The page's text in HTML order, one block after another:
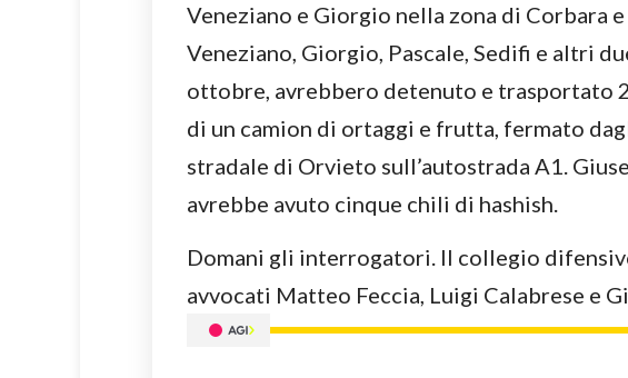
Veneziano e Giorgio nella zona di Corbara
Veneziano, Giorgio, Pascale, Sedifi e altri
ottobre, avrebbero detenuto e trasportato
di un camion di ortaggi e frutta, fermato
stradale di Orvieto sull’autostrada A1.
avrebbe avuto cinque chili di hashish.
Domani gli interrogatori. Il collegio
avvocati Matteo Feccia, Luigi Calabrese e